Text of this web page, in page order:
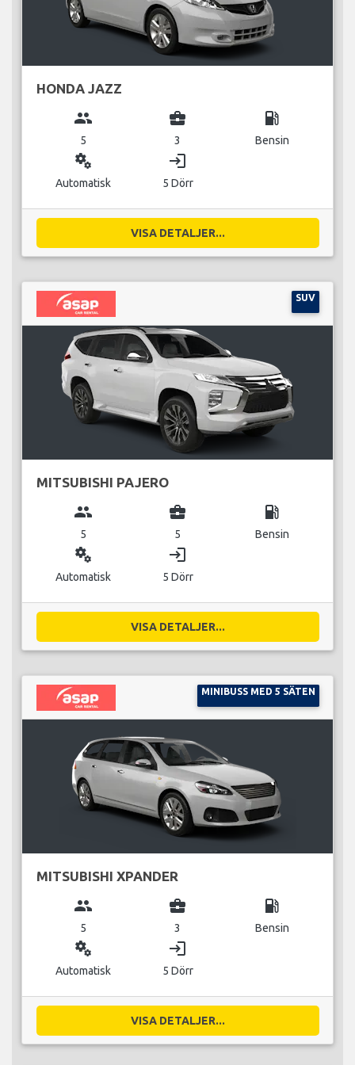
HONDA JAZZ
group
5
business_center
3
local_gas_station
Bensin
miscellaneous_services
Automatisk
login
5 Dörr
VISA DETALJER...
SUV
MITSUBISHI PAJERO
group
5
business_center
5
local_gas_station
Bensin
miscellaneous_services
Automatisk
login
5 Dörr
VISA DETALJER...
MINIBUSS MED 5 SÄTEN
MITSUBISHI XPANDER
group
5
business_center
3
local_gas_station
Bensin
miscellaneous_services
Automatisk
login
5 Dörr
VISA DETALJER...